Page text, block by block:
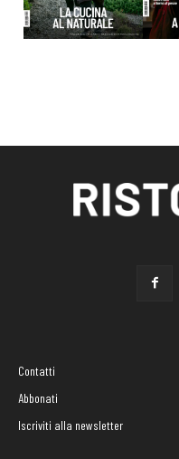
Contatti
Abbonati
Iscriviti alla newsletter